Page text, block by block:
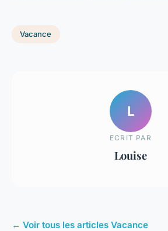
Vacance
L
ECRIT PAR
Louise
← Voir tous les articles Vacance